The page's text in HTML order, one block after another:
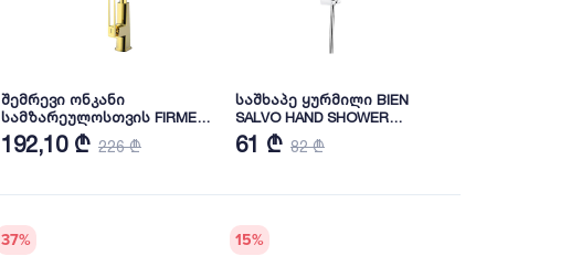
შემრევი ონკანი
სამზარეულოსთვის FIRMER
YLN18588-5G
192,10 ₾ 226 ₾
საშხაპე ყურმილი BIEN
SALVO HAND SHOWER
(BD14033123)
61 ₾ 82 ₾
37% 15%